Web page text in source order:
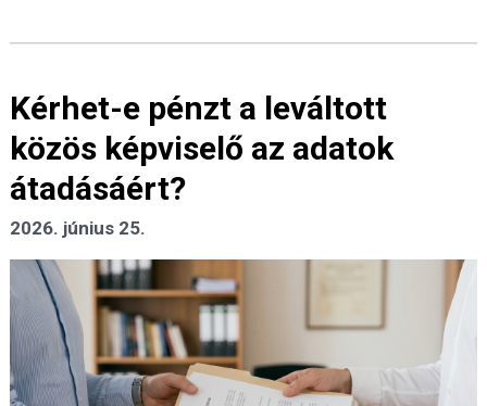
Kérhet-e pénzt a leváltott
közös képviselő az adatok
átadásáért?
2026. június 25.